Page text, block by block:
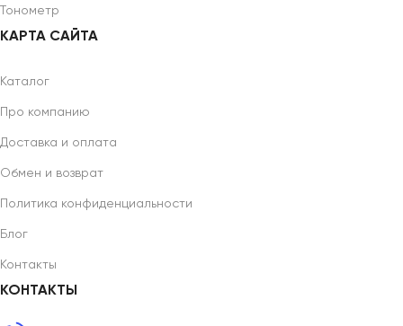
Тонометр
КАРТА САЙТА
Каталог
Про компанию
Доставка и оплата
Обмен и возврат
Политика конфиденциальности
Блог
Контакты
КОНТАКТЫ